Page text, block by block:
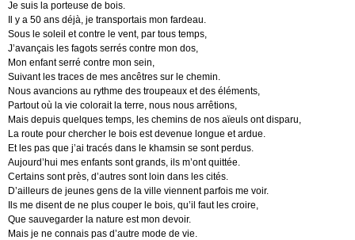
Je suis la porteuse de bois.
Il y a 50 ans déjà, je transportais mon fardeau.
Sous le soleil et contre le vent, par tous temps,
J’avançais les fagots serrés contre mon dos,
Mon enfant serré contre mon sein,
Suivant les traces de mes ancêtres sur le chemin.
Nous avancions au rythme des troupeaux et des éléments,
Partout où la vie colorait la terre, nous nous arrêtions,
Mais depuis quelques temps, les chemins de nos aïeuls ont disparu,
La route pour chercher le bois est devenue longue et ardue.
Et les pas que j’ai tracés dans le khamsin se sont perdus.
Aujourd’hui mes enfants sont grands, ils m’ont quittée.
Certains sont près, d’autres sont loin dans les cités.
D’ailleurs de jeunes gens de la ville viennent parfois me voir.
Ils me disent de ne plus couper le bois, qu’il faut les croire,
Que sauvegarder la nature est mon devoir.
Mais je ne connais pas d’autre mode de vie.